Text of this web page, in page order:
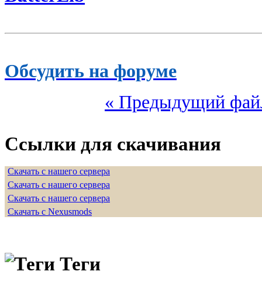
Обсудить на форуме
« Предыдущий
Ссылки для скачивания
Скачать с нашего сервера
Скачать с нашего сервера
Скачать с нашего сервера
Скачать с Nexusmods
Теги